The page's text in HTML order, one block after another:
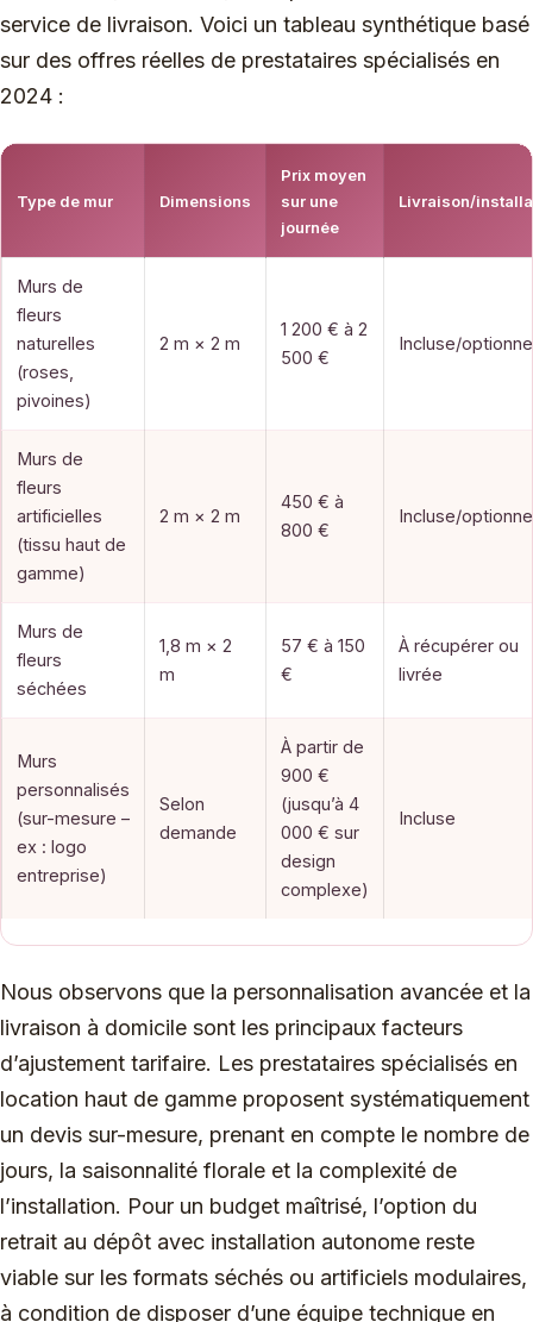
service de livraison. Voici un tableau synthétique basé
sur des offres réelles de prestataires spécialisés en
2024 :
Type de mur Dimensions
Prix moyen
sur une
journée
Livraison/
Murs de
fleurs
naturelles
(roses,
pivoines)
2 m × 2 m
1 200 € à 2
500 €
Incluse/
Murs de
fleurs
artificielles
(tissu haut de
gamme)
2 m × 2 m
450 € à
800 €
Incluse/
Murs de
fleurs
séchées
1,8 m × 2
m
57 € à 150
€
À récupérer ou
livrée
Murs
personnalisés
(sur-mesure –
ex : logo
entreprise)
Selon
demande
À partir de
900 €
(jusqu’à 4
000 € sur
design
complexe)
Incluse
Nous observons que la personnalisation avancée et la
livraison à domicile sont les principaux facteurs
d’ajustement tarifaire. Les prestataires spécialisés en
location haut de gamme proposent systématiquement
un devis sur-mesure, prenant en compte le nombre de
jours, la saisonnalité florale et la complexité de
l’installation. Pour un budget maîtrisé, l’option du
retrait au dépôt avec installation autonome reste
viable sur les formats séchés ou artificiels modulaires,
à condition de disposer d’une équipe technique en